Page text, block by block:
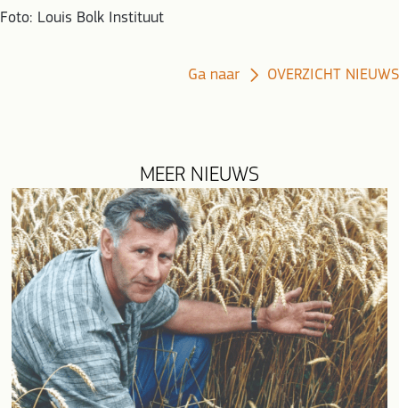
Foto: Louis Bolk Instituut
Ga naar OVERZICHT NIEUWS
MEER NIEUWS